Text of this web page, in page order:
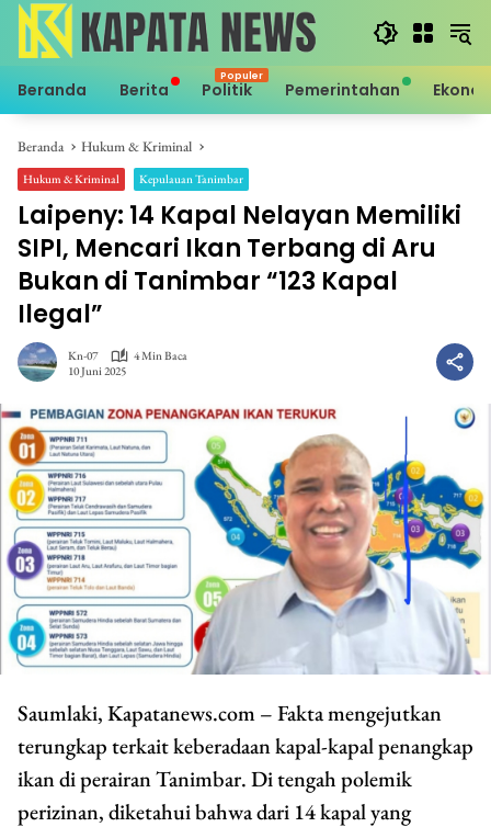
Langsung
konten
Beranda Berita Politik Pemerintahan
Beranda Hukum & Kriminal
Hukum & Kriminal Kepulauan Tanimbar
Laipeny: 14 Kapal Nelayan Memiliki
SIPI, Mencari Ikan Terbang di Aru
Bukan di Tanimbar “123 Kapal
Ilegal”
Kn-07
4 Min Baca
10 Juni 2025
Saumlaki, Kapatanews.com – Fakta mengejutkan
terungkap terkait keberadaan kapal-kapal penangkap
ikan di perairan Tanimbar. Di tengah polemik
perizinan, diketahui bahwa dari 14 kapal yang